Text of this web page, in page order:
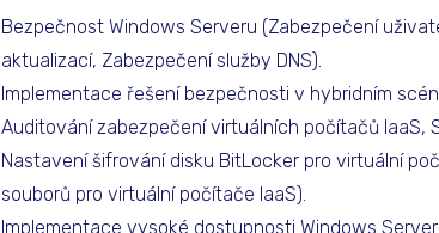
Bezpečnost Windows Serveru (Zabezpečení
aktualizací, Zabezpečení služby DNS).
Implementace řešení bezpečnosti v hybridním
Auditování zabezpečení virtuálních počítačů IaaS,
Nastavení šifrování disku BitLocker pro virtuální
souborů pro virtuální počítače IaaS).
Implementace vysoké dostupnosti Windows